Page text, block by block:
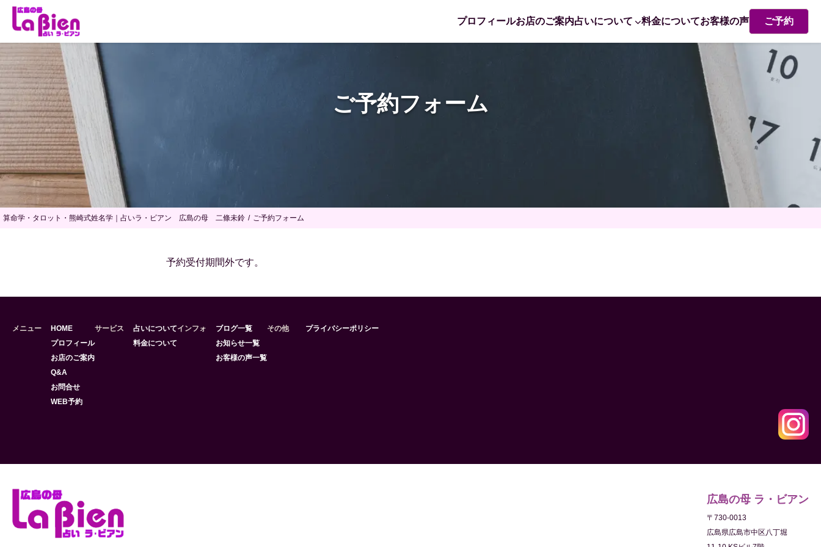
プロフィールお店のご案内占いについて
赤ちゃん命名 姓名判断で成功するポイント
料金についてお客様の声 ご予約
ご予約フォーム
算命学・タロット・熊崎式姓名学｜占いラ・ビアン 広島の母 二條未鈴 ご予約フォーム
予約受付期間外です。
メニュー
HOME
プロフィール
お店のご案内
Q&A
お問合せ
WEB予約
サービス
占いについて
料金について
インフォ
ブログ一覧
お知らせ一覧
お客様の声一覧
その他 プライバシーポリシー
広島の母 ラ・ビアン
〒730-0013
広島県広島市中区八丁堀